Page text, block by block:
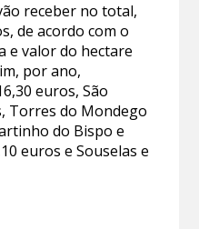
receber no total,
de acordo com o
e valor do hectare
por ano,
euros, São
Torres do Mondego
do Bispo e
euros e Souselas e